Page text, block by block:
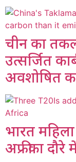
चीन का
उत्सर्जित
अवशोषित
भारत
अफ्रीका